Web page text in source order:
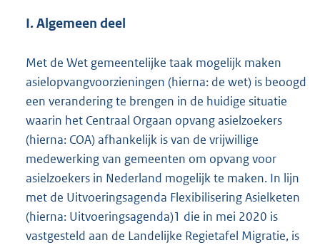
I. Algemeen deel
Met de Wet gemeentelijke taak mogelijk maken
asielopvangvoorzieningen (hierna: de wet) is beoogd
een verandering te brengen in de huidige situatie
waarin het Centraal Orgaan opvang asielzoekers
(hierna: COA) afhankelijk is van de vrijwillige
medewerking van gemeenten om opvang voor
asielzoekers in Nederland mogelijk te maken. In lijn
met de Uitvoeringsagenda Flexibilisering Asielketen
(hierna: Uitvoeringsagenda)1 die in mei 2020 is
vastgesteld aan de Landelijke Regietafel Migratie, is